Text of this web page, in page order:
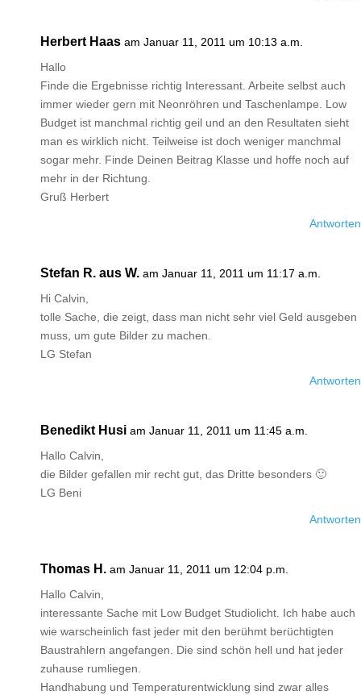
Herbert Haas am Januar 11, 2011 um 10:13 a.m.
Hallo
Finde die Ergebnisse richtig Interessant. Arbeite selbst auch
immer wieder gern mit Neonröhren und Taschenlampe. Low
Budget ist manchmal richtig geil und an den Resultaten sieht
man es wirklich nicht. Teilweise ist doch weniger manchmal
sogar mehr. Finde Deinen Beitrag Klasse und hoffe noch auf
mehr in der Richtung.
Gruß Herbert
Antworten
Stefan R. aus W. am Januar 11, 2011 um 11:17 a.m.
Hi Calvin,
tolle Sache, die zeigt, dass man nicht sehr viel Geld ausgeben
muss, um gute Bilder zu machen.
LG Stefan
Antworten
Benedikt Husi am Januar 11, 2011 um 11:45 a.m.
Hallo Calvin,
die Bilder gefallen mir recht gut, das Dritte besonders 🙂
LG Beni
Antworten
Thomas H. am Januar 11, 2011 um 12:04 p.m.
Hallo Calvin,
interessante Sache mit Low Budget Studiolicht. Ich habe auch
wie warscheinlich fast jeder mit den berühmt berüchtigten
Baustrahlern angefangen. Die sind schön hell und hat jeder
zuhause rumliegen.
Handhabung und Temperaturentwicklung sind zwar alles